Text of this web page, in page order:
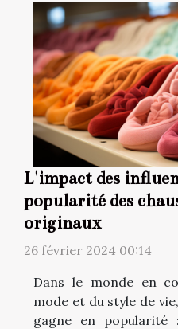
L'impact des
popularité des
originaux
26 février 2024 00:14
Dans le monde en
mode et du style de
gagne en popularité